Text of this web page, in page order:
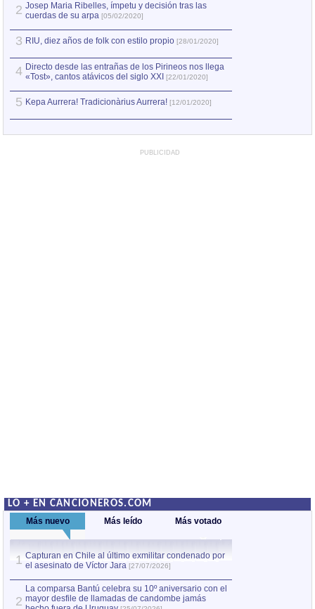
2 Josep Maria Ribelles, ímpetu y decisión tras las
cuerdas de su arpa [05/02/2020]
3 RIU, diez años de folk con estilo propio [28/01/2020]
4 Directo desde las entrañas de los Pirineos nos llega
«Tost», cantos atávicos del siglo XXI [22/01/2020]
5 Kepa Aurrera! Tradicionàrius Aurrera! [12/01/2020]
PUBLICIDAD
LO + EN CANCIONEROS.COM
Más nuevo Más leído Más votado
1 Capturan en Chile al último exmilitar condenado por
el asesinato de Víctor Jara [27/07/2026]
2
La comparsa Bantú celebra su 10º aniversario con el
mayor desfile de llamadas de candombe jamás